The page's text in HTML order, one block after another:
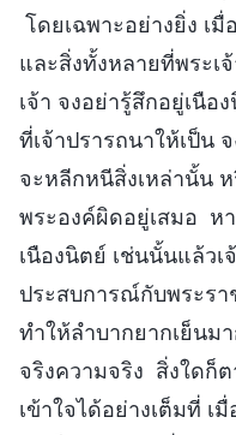
โดยเฉพาะอย่างยิ่ง เ
และสิ่งทั้งหลายที่พระเ
เจ้า จงอย่ารู้สึกอยู่เนือ
ที่เจ้าปรารถนาให้เป็น
จะหลีกหนีสิ่งเหล่านั้น ห
พระองค์ผิดอยู่เสมอ ห
เนืองนิตย์ เช่นนั้นแล้วเ
ประสบการณ์กับพระรา
ทำให้ลำบากยากเย็นม
จริงความจริง สิ่งใดก็
เข้าใจได้อย่างเต็มที่ เ